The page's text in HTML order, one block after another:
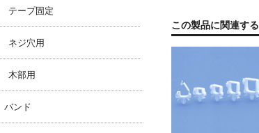
この製品に関連す
テープ固定
ネジ穴用
木部用
バンド